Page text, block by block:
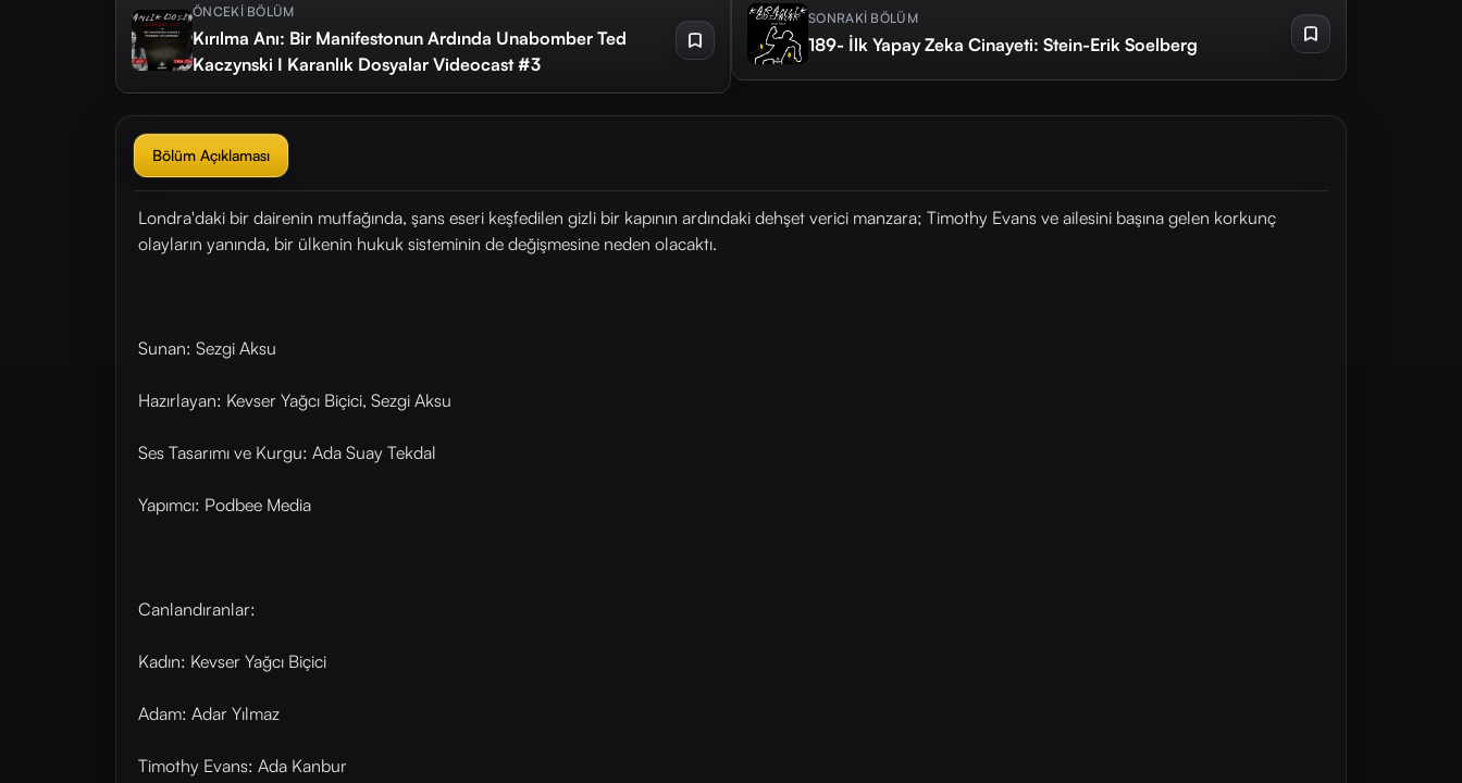
ÖNCEKİ BÖLÜM
Kırılma Anı: Bir Manifestonun Ardında Unabomber Ted
Kaczynski I Karanlık Dosyalar Videocast #3
SONRAKİ BÖLÜM
189- İlk Yapay Zeka Cinayeti: Stein-Erik Soelberg
Bölüm Açıklaması
Londra'daki bir dairenin mutfağında, şans eseri keşfedilen gizli bir kapının ardındaki dehşet verici manzara; Timothy Evans ve ailesini başına gelen korkunç
olayların yanında, bir ülkenin hukuk sisteminin de değişmesine neden olacaktı.
Sunan: Sezgi Aksu
Hazırlayan: Kevser Yağcı Biçici, Sezgi Aksu
Ses Tasarımı ve Kurgu: Ada Suay Tekdal
Yapımcı: Podbee Media
Canlandıranlar:
Kadın: Kevser Yağcı Biçici
Adam: Adar Yılmaz
Timothy Evans: Ada Kanbur